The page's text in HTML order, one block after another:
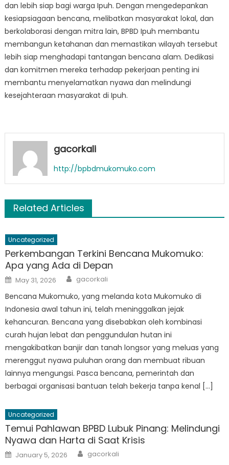
dan lebih siap bagi warga Ipuh. Dengan mengedepankan
kesiapsiagaan bencana, melibatkan masyarakat lokal, dan
berkolaborasi dengan mitra lain, BPBD Ipuh membantu
membangun ketahanan dan memastikan wilayah tersebut
lebih siap menghadapi tantangan bencana alam. Dedikasi
dan komitmen mereka terhadap pekerjaan penting ini
membantu menyelamatkan nyawa dan melindungi
kesejahteraan masyarakat di Ipuh.
gacorkali
http://bpbdmukomuko.com
Related Articles
Uncategorized
Perkembangan Terkini Bencana Mukomuko:
Apa yang Ada di Depan
Posted
on
May 31, 2026 Author
gacorkali
Bencana Mukomuko, yang melanda kota Mukomuko di
Indonesia awal tahun ini, telah meninggalkan jejak
kehancuran. Bencana yang disebabkan oleh kombinasi
curah hujan lebat dan penggundulan hutan ini
mengakibatkan banjir dan tanah longsor yang meluas yang
merenggut nyawa puluhan orang dan membuat ribuan
lainnya mengungsi. Pasca bencana, pemerintah dan
berbagai organisasi bantuan telah bekerja tanpa kenal […]
Uncategorized
Temui Pahlawan BPBD Lubuk Pinang: Melindungi
Nyawa dan Harta di Saat Krisis
Posted
on
January 5, 2026 Author
gacorkali